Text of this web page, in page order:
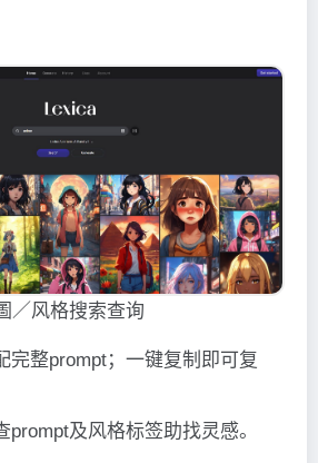
／风格搜索查询
完整prompt；一键复制即可复
prompt及风格标签助找灵感。